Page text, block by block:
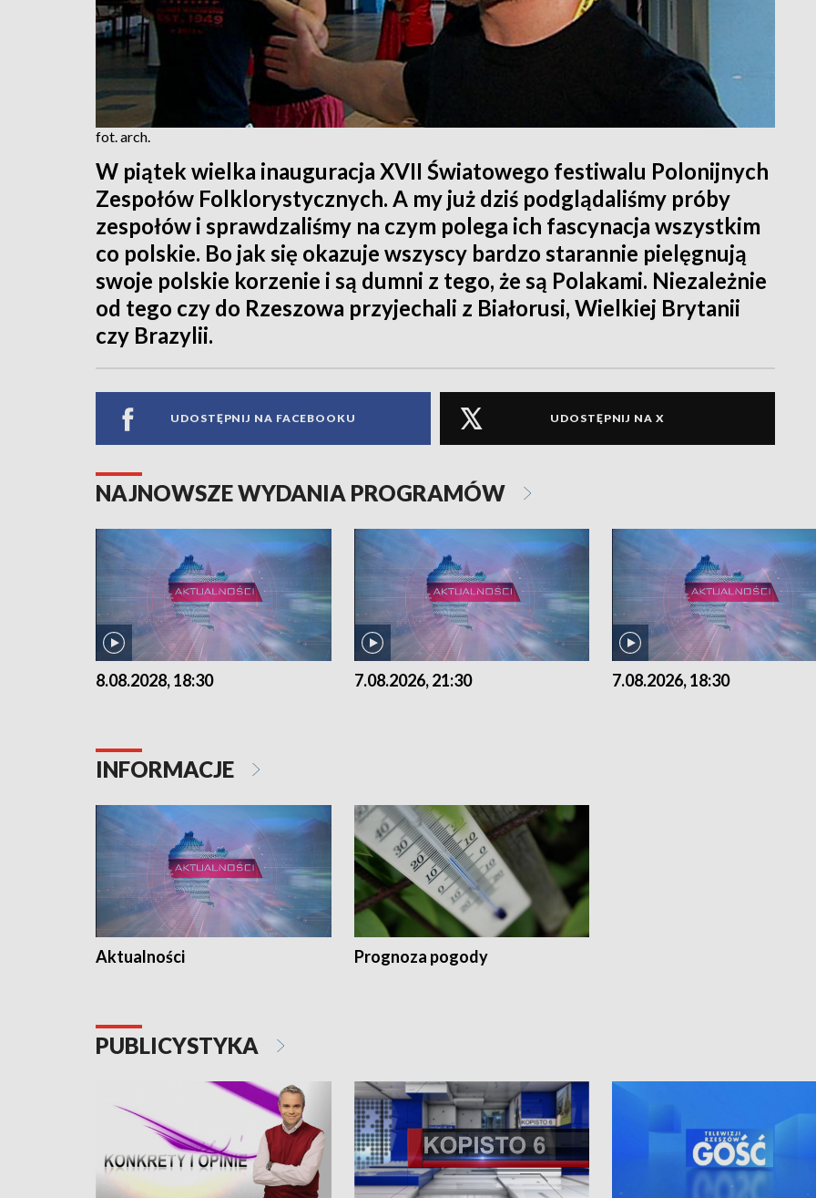
fot. arch.
W piątek wielka inauguracja XVII Światowego festiwalu Polonijnych
Zespołów Folklorystycznych. A my już dziś podglądaliśmy próby
zespołów i sprawdzaliśmy na czym polega ich fascynacja wszystkim
co polskie. Bo jak się okazuje wszyscy bardzo starannie pielęgnują
swoje polskie korzenie i są dumni z tego, że są Polakami. Niezależnie
od tego czy do Rzeszowa przyjechali z Białorusi, Wielkiej Brytanii
czy Brazylii.
UDOSTĘPNIJ NA FACEBOOKU UDOSTĘPNIJ NA X
NAJNOWSZE WYDANIA PROGRAMÓW
8.08.2028, 18:30 7.08.2026, 21:30 7.08.2026, 18:30
INFORMACJE
Aktualności Prognoza pogody
PUBLICYSTYKA